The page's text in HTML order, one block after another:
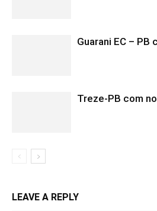
Guarani EC – PB
Treze-PB com
LEAVE A REPLY